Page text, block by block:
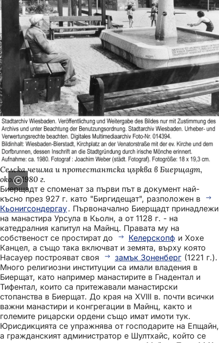
Селска чешма и протестантска църква в Биерщадт,
около 1980 г.
Биерщадт е споменат за първи път в документ най-
късно през 927 г. като "Биргидещат", разположен в
Кьонигсондергау. Първоначално Биерщадт принадлежи
на манастира Урсула в Кьолн, а от 1128 г. - на
катедралния капитул на Майнц. Правата му на
собственост се простират до
Келерскопф и Хохе
Канцел, а също така включват и земята, върху която
Насауер построяват своя
замък Зоненберг (1221 г.).
Много религиозни институции са имали владения в
Биерщат, като например манастирите в Гнадентал и
Тифентал, които са притежавали манастирски
стопанства в Биерщат. До края на XVIII в. почти всички
важни манастири и конгрегации в Майнц, както и
големите рицарски ордени също имат имоти тук.
Юрисдикцията се упражнява от господарите на Епщайн,
а гражданският администратор е Шултхайс, който се